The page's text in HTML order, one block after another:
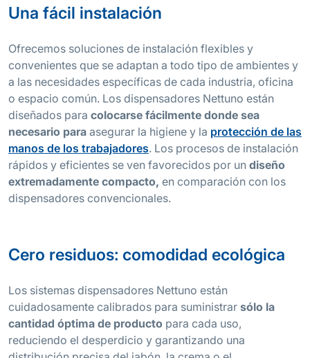
Una fácil instalación
Ofrecemos soluciones de instalación flexibles y
convenientes que se adaptan a todo tipo de ambientes y
a las necesidades específicas de cada industria, oficina
o espacio común. Los dispensadores Nettuno están
diseñados para colocarse fácilmente donde sea
necesario para asegurar la higiene y la protección de las
manos de los trabajadores. Los procesos de instalación
rápidos y eficientes se ven favorecidos por un diseño
extremadamente compacto, en comparación con los
dispensadores convencionales.
Cero residuos: comodidad ecológica
Los sistemas dispensadores Nettuno están
cuidadosamente calibrados para suministrar sólo la
cantidad óptima de producto para cada uso,
reduciendo el desperdicio y garantizando una